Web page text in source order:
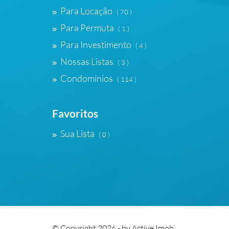
Para Locação ( 70 )
Para Permuta ( 1 )
Para Investimento ( 4 )
Nossas Listas ( 3 )
Condomínios ( 114 )
Favoritos
Sua Lista ( 0 )